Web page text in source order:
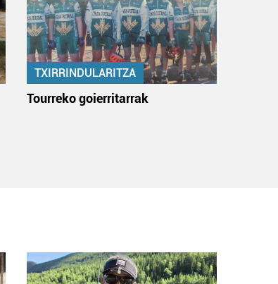
TXIRRINDULARITZA
Tourreko goierritarrak